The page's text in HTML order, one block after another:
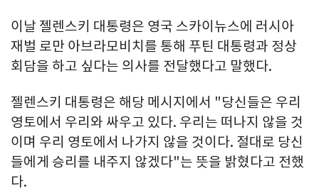
이날 젤렌스키 대통령은 영국 스카이뉴스에 러시아
재벌 로만 아브라모비치를 통해 푸틴 대통령과 정상
회담을 하고 싶다는 의사를 전달했다고 말했다.
젤렌스키 대통령은 해당 메시지에서 "당신들은 우리
영토에서 우리와 싸우고 있다. 우리는 떠나지 않을 것
이며 우리 영토에서 나가지 않을 것이다. 절대로 당신
들에게 승리를 내주지 않겠다"는 뜻을 밝혔다고 전했
다.